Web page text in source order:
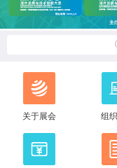
关于展会 组